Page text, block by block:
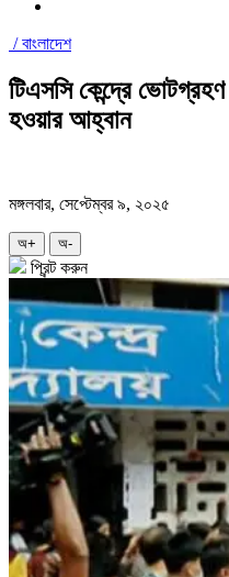
/বাংলাদেশ
টিএসসি কেন্দ্রে
হওয়ার আহ্বান
মঙ্গলবার, সেপ্টেম্বর ৯, ২০২৫
অ+ অ-
প্রিন্ট করুন